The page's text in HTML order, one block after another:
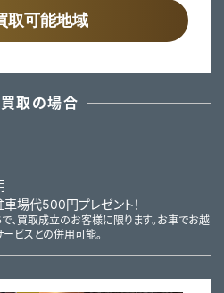
取可能地域
取の場合
場代500円プレゼント！
、買取成立のお客様に限ります。お車でお越
ビスとの併用可能。